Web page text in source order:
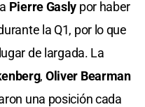
Pierre Gasly por haber
la Q1, por lo que
de largada. La
, Oliver Bearman
una posición cada